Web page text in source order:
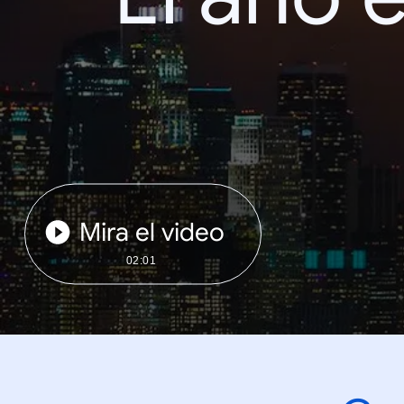
Mira el video
02:01